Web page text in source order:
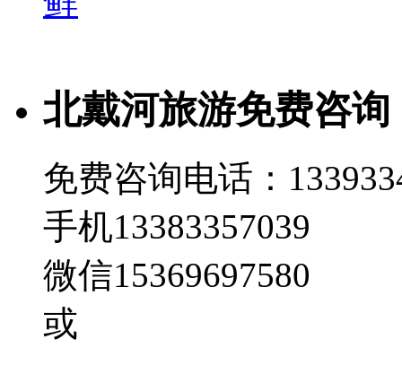
北戴河旅游免费咨询
免费咨询电话：
手机13383357039
微信15369697580
或